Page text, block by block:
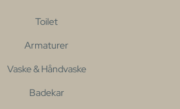
Toilet
Armaturer
Vaske & Håndvaske
Badekar